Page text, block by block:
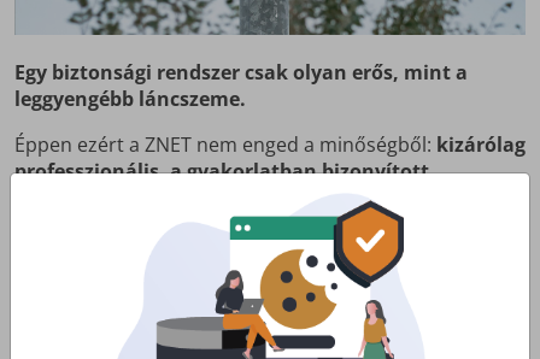
Egy biztonsági rendszer csak olyan erős, mint a
leggyengébb láncszeme.
Éppen ezért a ZNET nem enged a minőségből: kizárólag
professzionális, a gyakorlatban bizonyított
eszközökből állítjuk össze a teljes rendszert.
Így garantáljuk az éjjel-nappali üzemelést és a
felbontású felvételek folyamatos, megbízható
a védett területen.